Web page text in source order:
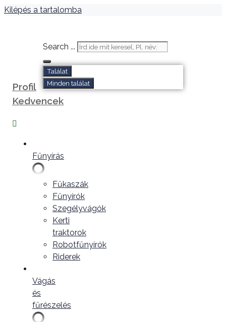
Kilépés a tartalomba
Search ...
Találat
Minden találat
Profil
Kedvencek
Fűnyírás
Fűkaszák
Fűnyírók
Szegélyvágók
Kerti
traktorok
Robotfűnyírók
Riderek
Vágás
és
fűrészelés